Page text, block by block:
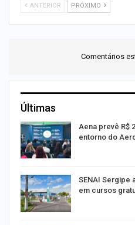
ANTERIOR PRÓXIMO
Comentários
Últimas
Aena prevê R$
entorno do
SENAI Sergipe
em cursos